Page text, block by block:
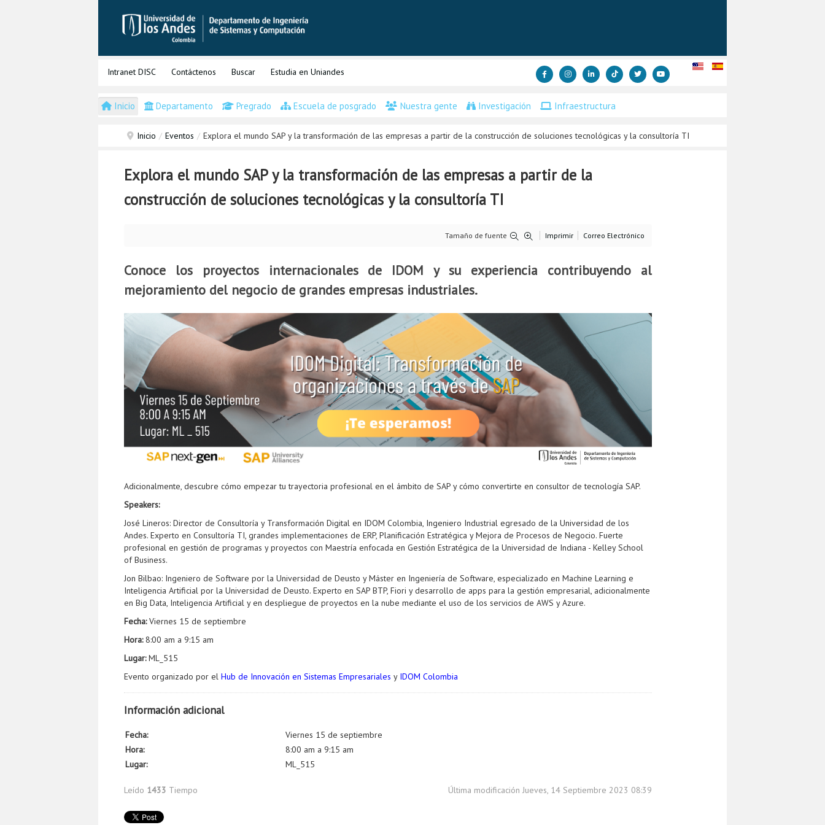
Intranet DISC Contáctenos Buscar Estudia en Uniandes
Inicio Departamento Pregrado Escuela de posgrado Nuestra gente Investigación Infraestructura
Inicio / Eventos / Explora el mundo SAP y la transformación de las empresas a partir de la construcción de soluciones tecnológicas y la consultoría TI
Explora el mundo SAP y la transformación de las empresas a partir de la
construcción de soluciones tecnológicas y la consultoría TI
Tamaño de fuente Imprimir Correo Electrónico
Conoce los proyectos internacionales de IDOM y su experiencia contribuyendo al
mejoramiento del negocio de grandes empresas industriales.
Adicionalmente, descubre cómo empezar tu trayectoria profesional en el ámbito de SAP y cómo convertirte en consultor de tecnología SAP.
Speakers:
José Lineros: Director de Consultoría y Transformación Digital en IDOM Colombia, Ingeniero Industrial egresado de la Universidad de los
Andes. Experto en Consultoría TI, grandes implementaciones de ERP, Planificación Estratégica y Mejora de Procesos de Negocio. Fuerte
profesional en gestión de programas y proyectos con Maestría enfocada en Gestión Estratégica de la Universidad de Indiana - Kelley School
of Business.
Jon Bilbao: Ingeniero de Software por la Universidad de Deusto y Máster en Ingeniería de Software, especializado en Machine Learning e
Inteligencia Artificial por la Universidad de Deusto. Experto en SAP BTP, Fiori y desarrollo de apps para la gestión empresarial, adicionalmente
en Big Data, Inteligencia Artificial y en despliegue de proyectos en la nube mediante el uso de los servicios de AWS y Azure.
Fecha:Viernes 15 de septiembre
Hora:8:00 am a 9:15 am
Lugar:ML_515
Evento organizado por el Hub de Innovación en Sistemas Empresariales y IDOM Colombia
Información adicional
Fecha:
Viernes 15 de septiembre
Hora:
8:00 am a 9:15 am
Lugar:
ML_515
Leído 1433 Tiempo Última modificación Jueves, 14 Septiembre 2023 08:39